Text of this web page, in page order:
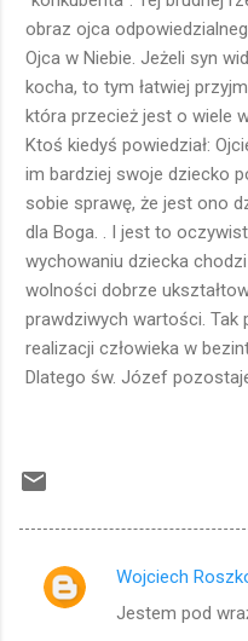
obraz ojca
Ojca w Niebie. Jeżeli syn
kocha, to tym łatwiej
która przecież jest o wiele
Ktoś kiedyś powiedział:
im bardziej swoje dziecko
sobie sprawę, że jest ono
dla Boga. . I jest to
wychowaniu dziecka
wolności dobrze
prawdziwych wartości.
realizacji człowieka w
Dlatego św. Józef
K
Wojciech
Jestem pod